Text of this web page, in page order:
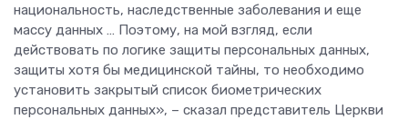
национальность, наследственные заболевания и еще
массу данных … Поэтому, на мой взгляд, если
действовать по логике защиты персональных данных,
защиты хотя бы медицинской тайны, то необходимо
установить закрытый список биометрических
персональных данных», – сказал представитель Церкви